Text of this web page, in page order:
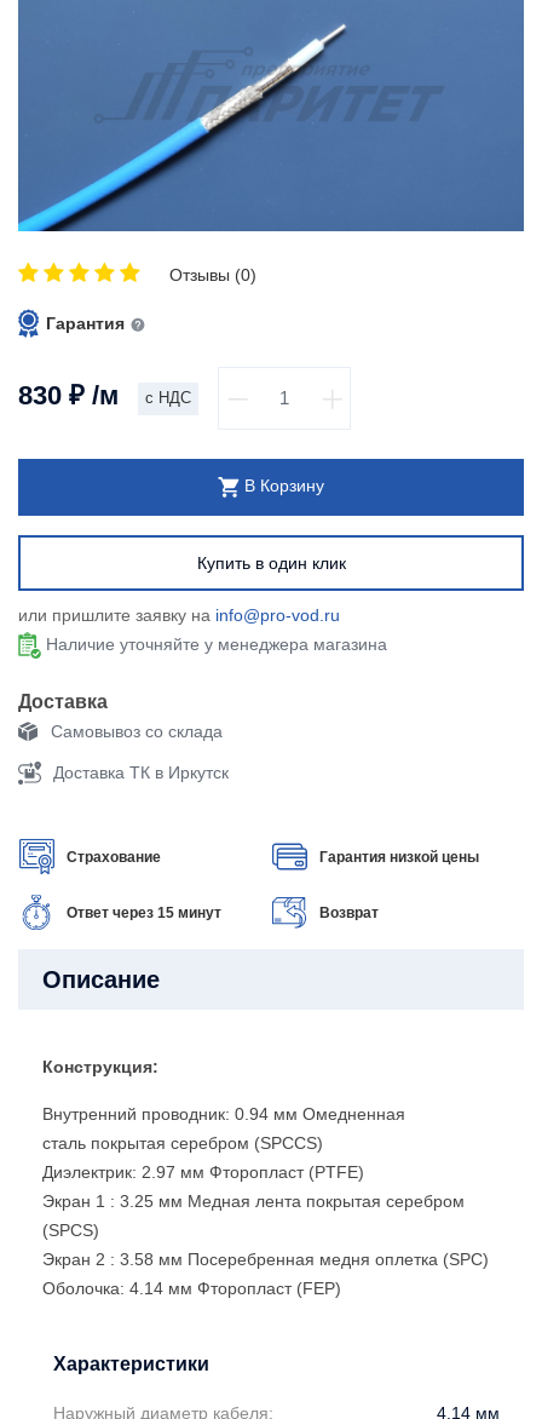
Отзывы (0)
Гарантия
830 ₽ /м с НДС
В Корзину
Купить в один клик
или пришлите заявку на info@pro-vod.ru
Наличие уточняйте у менеджера магазина
Доставка
Самовывоз со склада
Доставка ТК в Иркутск
Страхование Гарантия низкой цены
Ответ через 15 минут Возврат
Описание
Конструкция:
Внутренний проводник: 0.94 мм Омедненная
сталь покрытая серебром (SPCCS)
Диэлектрик: 2.97 мм Фторопласт (PTFE)
Экран 1 : 3.25 мм Медная лента покрытая серебром
(SPCS)
Экран 2 : 3.58 мм Посеребренная медня оплетка (SPC)
Оболочка: 4.14 мм Фторопласт (FEP)
Характеристики
Наружный диаметр кабеля: 4.14 мм